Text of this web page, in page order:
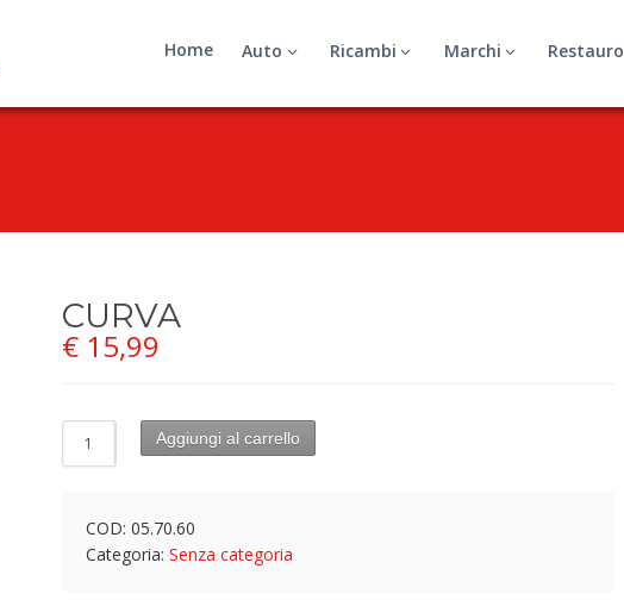
Home Auto Ricambi Marchi Restauro
CURVA
€ 15,99
Aggiungi al carrello
COD: 05.70.60
Categoria: Senza categoria